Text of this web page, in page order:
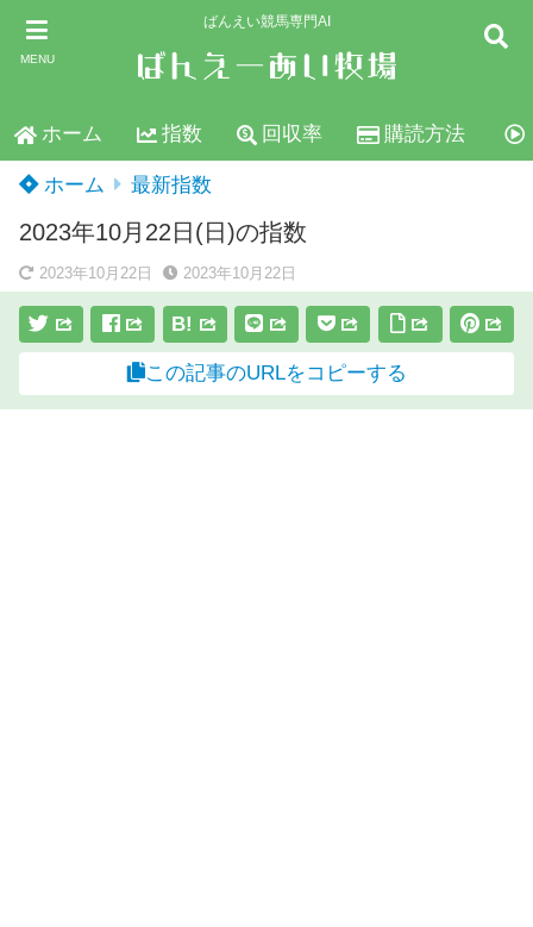
MENU
ばんえい競馬専門AI
ホーム 指数 回収率 購読方法
ホーム 最新指数
2023年10月22日(日)の指数
2023年10月22日 2023年10月22日
B!
この記事のURLをコピーする